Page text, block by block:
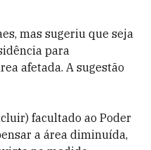
mas sugeriu que seja
para
afetada. A sugestão
facultado ao Poder
a área diminuída,